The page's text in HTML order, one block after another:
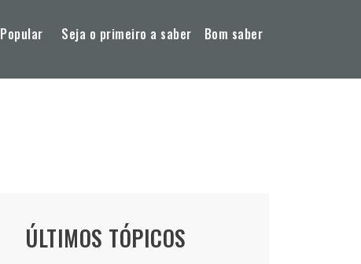
Popular Seja o primeiro a saber Bom saber
ÚLTIMOS TÓPICOS